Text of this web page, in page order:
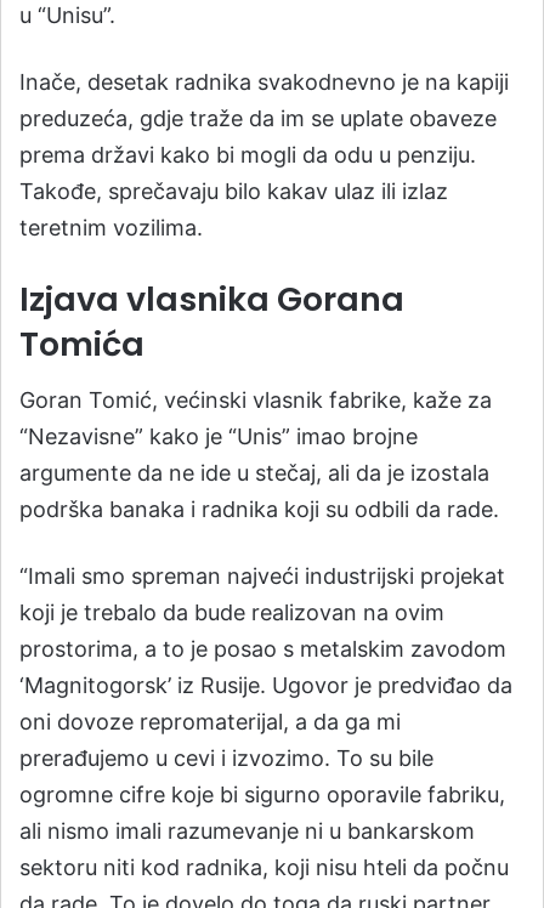
u “Unisu”.
Inače, desetak radnika svakodnevno je na kapiji
preduzeća, gdje traže da im se uplate obaveze
prema državi kako bi mogli da odu u penziju.
Takođe, sprečavaju bilo kakav ulaz ili izlaz
teretnim vozilima.
Izjava vlasnika Gorana
Tomića
Goran Tomić, većinski vlasnik fabrike, kaže za
“Nezavisne” kako je “Unis” imao brojne
argumente da ne ide u stečaj, ali da je izostala
podrška banaka i radnika koji su odbili da rade.
“Imali smo spreman najveći industrijski projekat
koji je trebalo da bude realizovan na ovim
prostorima, a to je posao s metalskim zavodom
‘Magnitogorsk’ iz Rusije. Ugovor je predviđao da
oni dovoze repromaterijal, a da ga mi
prerađujemo u cevi i izvozimo. To su bile
ogromne cifre koje bi sigurno oporavile fabriku,
ali nismo imali razumevanje ni u bankarskom
sektoru niti kod radnika, koji nisu hteli da počnu